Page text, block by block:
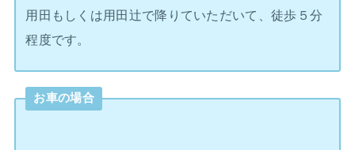
用田もしくは用田辻で降りていただいて、徒歩５分
程度です。
お車の場合